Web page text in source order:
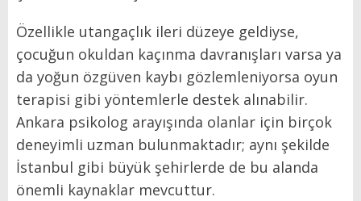
Özellikle utangaçlık ileri düzeye geldiyse,
çocuğun okuldan kaçınma davranışları varsa ya
da yoğun özgüven kaybı gözlemleniyorsa oyun
terapisi gibi yöntemlerle destek alınabilir.
Ankara psikolog arayışında olanlar için birçok
deneyimli uzman bulunmaktadır; aynı şekilde
İstanbul gibi büyük şehirlerde de bu alanda
önemli kaynaklar mevcuttur.